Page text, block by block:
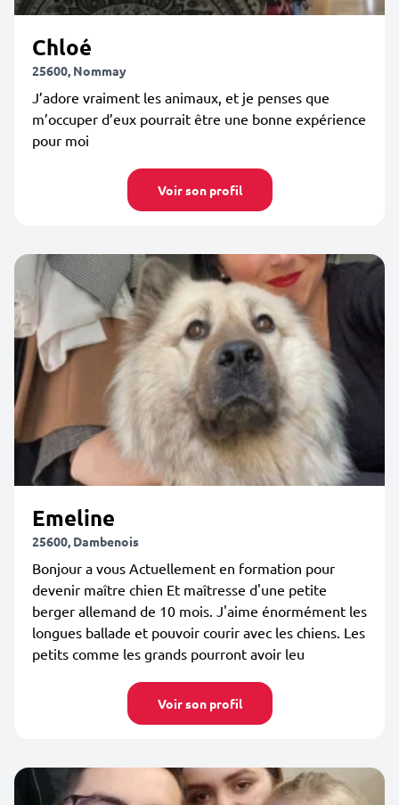
Chloé
25600, Nommay
J’adore vraiment les animaux, et je penses que
m’occuper d’eux pourrait être une bonne expérience
pour moi
Voir son profil
Emeline
25600, Dambenois
Bonjour a vous Actuellement en formation pour
devenir maître chien Et maîtresse d'une petite
berger allemand de 10 mois. J'aime énormément les
longues ballade et pouvoir courir avec les chiens. Les
petits comme les grands pourront avoir leu
Voir son profil